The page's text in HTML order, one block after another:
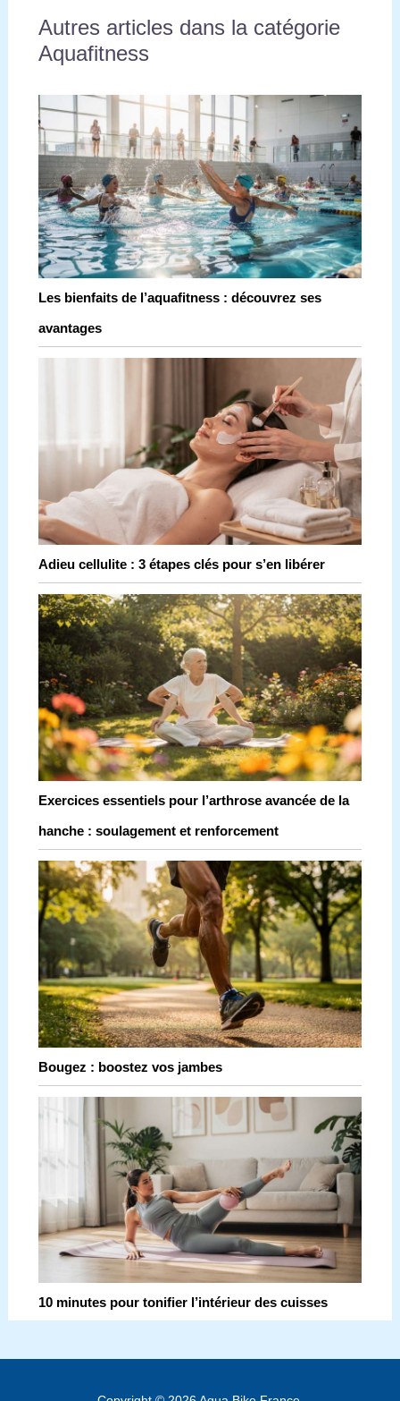
Autres articles dans la catégorie
Aquafitness
Les bienfaits de l’aquafitness : découvrez ses
avantages
Adieu cellulite : 3 étapes clés pour s’en libérer
Exercices essentiels pour l’arthrose avancée de la
hanche : soulagement et renforcement
Bougez : boostez vos jambes
10 minutes pour tonifier l’intérieur des cuisses